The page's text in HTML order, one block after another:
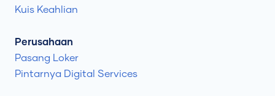
Kuis Keahlian
Perusahaan
Pasang Loker
Pintarnya Digital Services